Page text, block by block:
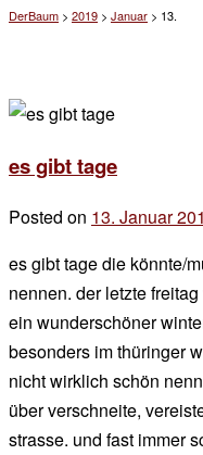
DerBaum > 2019 > Januar > 13.
es gibt tage
Posted on 13. Januar
es gibt tage die könnte/
nennen. der letzte
ein wunderschöner
besonders im thüringer
nicht wirklich schön
über verschneite,
strasse. und fast immer